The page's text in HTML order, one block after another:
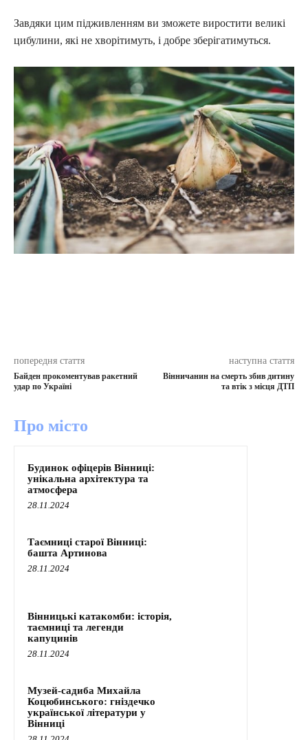
Завдяки цим підживленням ви зможете виростити великі
цибулини, які не хворітимуть, і добре зберігатимуться.
попередня стаття
Байден прокоментував ракетний
удар по Україні
наступна стаття
Вінничанин на смерть збив дитину
та втік з місця ДТП
Про місто
Будинок офіцерів Вінниці:
унікальна архітектура та
атмосфера
28.11.2024
Таємниці старої Вінниці:
башта Артинова
28.11.2024
Вінницькі катакомби: історія,
таємниці та легенди
капуцинів
28.11.2024
Музей-садиба Михайла
Коцюбинського: гніздечко
української літератури у
Вінниці